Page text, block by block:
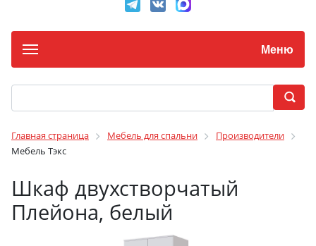
Меню
Главная страница Мебель для спальни
Производители
Мебель Тэкс
Шкаф двухстворчатый
Плейона, белый